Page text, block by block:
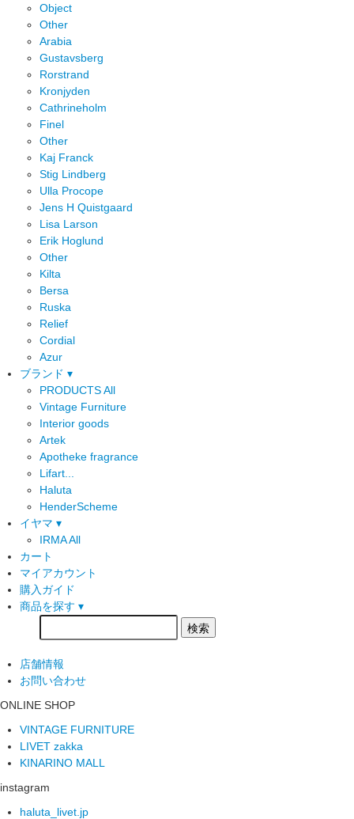
Object
Other
Arabia
Gustavsberg
Rorstrand
Kronjyden
Cathrineholm
Finel
Other
Kaj Franck
Stig Lindberg
Ulla Procope
Jens H Quistgaard
Lisa Larson
Erik Hoglund
Other
Kilta
Bersa
Ruska
Relief
Cordial
Azur
ブランド ▾
PRODUCTS All
Vintage Furniture
Interior goods
Artek
Apotheke fragrance
Lifart...
Haluta
HenderScheme
イヤマ ▾
IRMA All
カート
マイアカウント
購入ガイド
商品を探す ▾
店舗情報
お問い合わせ
ONLINE SHOP
VINTAGE FURNITURE
LIVET zakka
KINARINO MALL
instagram
haluta_livet.jp